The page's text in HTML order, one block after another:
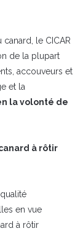
le CICAR
de la plupart
accouveurs et
et la
la volonté de
à rôtir
en vue
à rôtir